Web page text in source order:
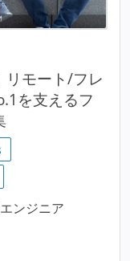
リモート/フレ
を支えるフ
ンジニア